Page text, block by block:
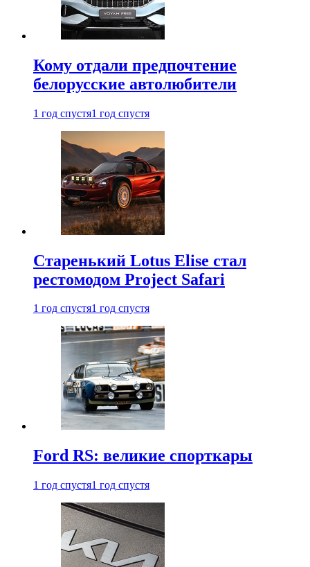
Кому отдали предпочтение
белорусские автолюбители
1 год спустя1 год спустя
Старенький Lotus Elise стал
рестомодом Project Safari
1 год спустя1 год спустя
Ford RS: великие спорткары
1 год спустя1 год спустя